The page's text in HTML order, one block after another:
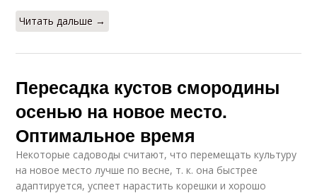
Читать дальше →
Пересадка кустов смородины
осенью на новое место.
Оптимальное время
Некоторые садоводы считают, что перемещать культуру
на новое место лучше по весне, т. к. она быстрее
адаптируется, успеет нарастить корешки и хорошо